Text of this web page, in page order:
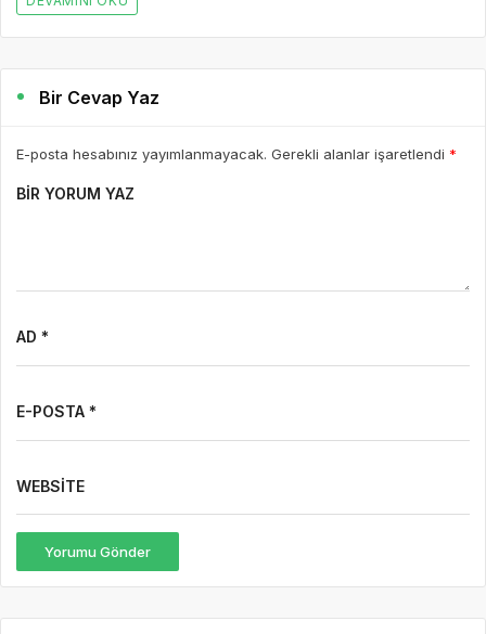
Bir Cevap Yaz
E-posta hesabınız yayımlanmayacak. Gerekli alanlar işaretlendi *
BIR YORUM YAZ
AD *
E-POSTA *
WEBSITE
Yorumu Gönder